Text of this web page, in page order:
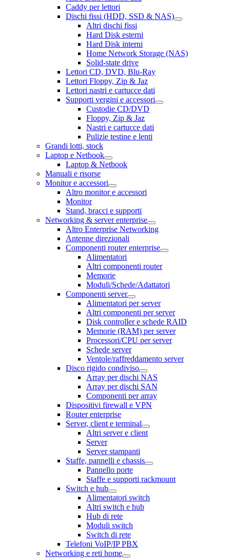
Caddy per lettori
Dischi fissi (HDD, SSD & NAS)
Altri dischi fissi
Hard Disk esterni
Hard Disk interni
Home Network Storage (NAS)
Solid-state drive
Lettori CD, DVD, Blu-Ray
Lettori Floppy, Zip & Jaz
Lettori nastri e cartucce dati
Supporti vergini e accessori
Custodie CD/DVD
Floppy, Zip & Jaz
Nastri e cartucce dati
Pulizie testine e lenti
Grandi lotti, stock
Laptop e Netbook
Laptop & Netbook
Manuali e risorse
Monitor e accessori
Altro monitor e accessori
Monitor
Stand, bracci e supporti
Networking & server enterprise
Altro Enterprise Networking
Antenne direzionali
Componenti router enterprise
Alimentatori
Altri componenti router
Memorie
Moduli/Schede/Adattatori
Componenti server
Alimentatori per server
Altri componenti per server
Disk controller e schede RAID
Memorie (RAM) per server
Processori/CPU per server
Schede server
Ventole/raffreddamento server
Disco rigido condiviso
Array per dischi NAS
Array per dischi SAN
Componenti per array
Dispositivi firewall e VPN
Router enterprise
Server, client e terminal
Altri server e client
Server
Server stampanti
Staffe, pannelli e chassis
Pannello porte
Staffe e supporti rackmount
Switch e hub
Alimentatori switch
Altri switch e hub
Hub di rete
Moduli switch
Switch di rete
Telefoni VoIP/IP PBX
Networking e reti home